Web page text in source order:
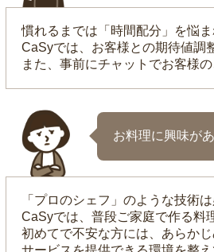
慣れるまでは「時間配分」を悩
CaSyでは、お客様との期待値調
また、事前にチャットでお客様
お料理に興味が
「プロのシェフ」のような技術
CaSyでは、普段ご家庭で作る料
初めてで不安な方には、あらか